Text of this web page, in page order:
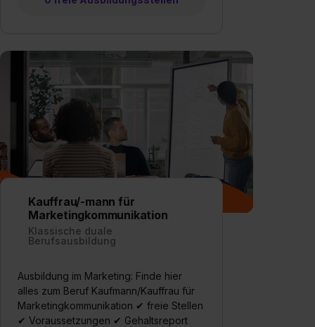
Kauffrau/-mann für
Marketingkommunikation
Klassische duale
Berufsausbildung
Ausbildung im Marketing: Finde hier
alles zum Beruf Kaufmann/Kauffrau für
Marketingkommunikation ✔ freie Stellen
✔ Voraussetzungen ✔ Gehaltsreport